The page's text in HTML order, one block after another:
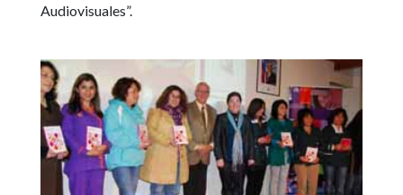
Audiovisuales”.